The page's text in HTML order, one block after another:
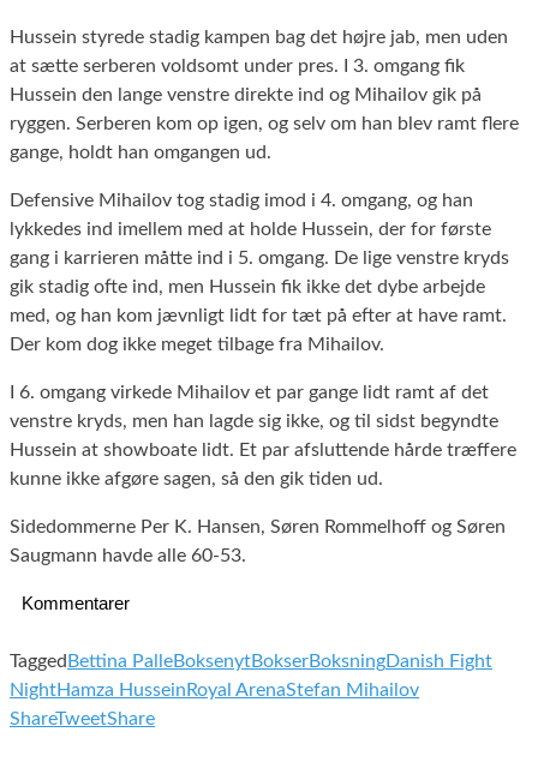
Hussein styrede stadig kampen bag det højre jab, men uden
at sætte serberen voldsomt under pres. I 3. omgang fik
Hussein den lange venstre direkte ind og Mihailov gik på
ryggen. Serberen kom op igen, og selv om han blev ramt flere
gange, holdt han omgangen ud.
Defensive Mihailov tog stadig imod i 4. omgang, og han
lykkedes ind imellem med at holde Hussein, der for første
gang i karrieren måtte ind i 5. omgang. De lige venstre kryds
gik stadig ofte ind, men Hussein fik ikke det dybe arbejde
med, og han kom jævnligt lidt for tæt på efter at have ramt.
Der kom dog ikke meget tilbage fra Mihailov.
I 6. omgang virkede Mihailov et par gange lidt ramt af det
venstre kryds, men han lagde sig ikke, og til sidst begyndte
Hussein at showboate lidt. Et par afsluttende hårde træffere
kunne ikke afgøre sagen, så den gik tiden ud.
Sidedommerne Per K. Hansen, Søren Rommelhoff og Søren
Saugmann havde alle 60-53.
Kommentarer
Tagged Bettina PalleBoksenytBokserBoksningDanish Fight
NightHamza Hussein Royal ArenaStefan Mihailov
ShareTweetShare